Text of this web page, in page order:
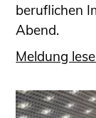
beruflichen
Abend.
Meldung